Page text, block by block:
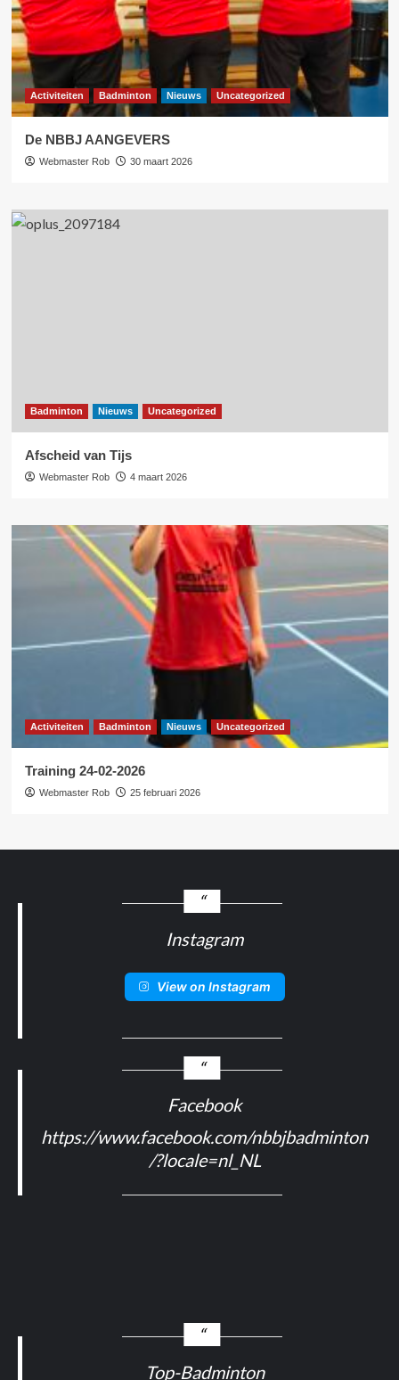
Activiteiten Badminton Nieuws Uncategorized
De NBBJ AANGEVERS
Webmaster Rob 30 maart 2026
Badminton Nieuws Uncategorized
Afscheid van Tijs
Webmaster Rob 4 maart 2026
Activiteiten Badminton Nieuws Uncategorized
Training 24-02-2026
Webmaster Rob 25 februari 2026
Instagram
View on Instagram
Facebook
https://www.facebook.com/nbbjbadminton
/?locale=nl_NL
Top-Badminton